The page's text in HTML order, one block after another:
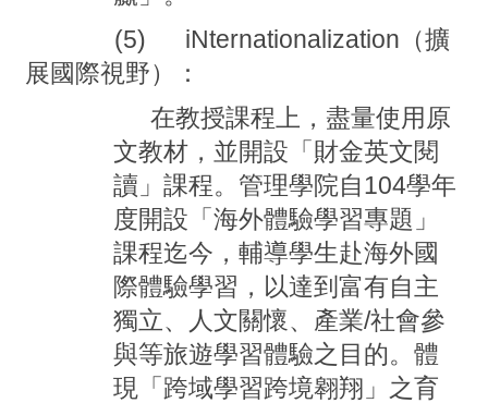
(5) iNternationalization （擴
展國際視野）：
在教授課程上，盡量使用原
文教材，並開設「財金英文閱
讀」課程。管理學院自 104學年
度開設「海外體驗學習專題」
課程迄今，輔導學生赴海外國
際體驗學習，以達到富有自主
獨立、人文關懷、產業/社會參
與等旅遊學習體驗之目的。體
現「跨域學習跨境翱翔」之育